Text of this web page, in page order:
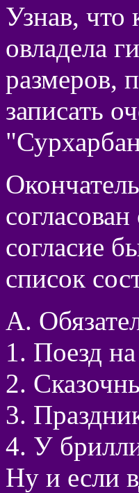
Узнав, что
овладела
размеров,
записать
согласие
список
А.
1. Поезд
2.
3.
4. У
Ну и если